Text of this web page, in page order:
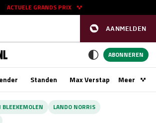
AANMELDEN
ACTUELE GRANDS PRIX
11 - 13 sep
zo 15:00 - 17:00
ABONNEREN
Standen Max VerstappenMeer
BLEEKEMOLEN
LANDO NORRIS